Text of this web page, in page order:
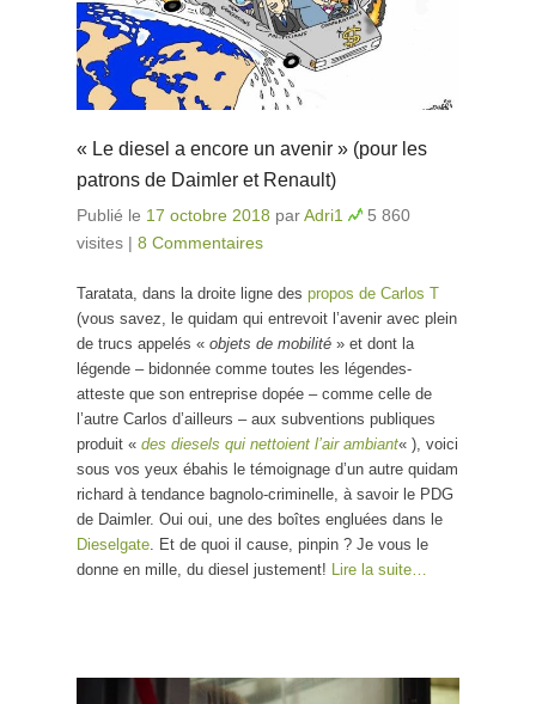
« Le diesel a encore un avenir » (pour les
patrons de Daimler et Renault)
Publié le 17 octobre 2018 parAdri1
5 860
visites | 8 Commentaires
Taratata, dans la droite ligne des propos de Carlos T
(vous savez, le quidam qui entrevoit l’avenir avec plein
de trucs appelés « objets de mobilité » et dont la
légende – bidonnée comme toutes les légendes-
atteste que son entreprise dopée – comme celle de
l’autre Carlos d’ailleurs – aux subventions publiques
produit « des diesels qui nettoient l’air ambiant« ), voici
sous vos yeux ébahis le témoignage d’un autre quidam
richard à tendance bagnolo-criminelle, à savoir le PDG
de Daimler. Oui oui, une des boîtes engluées dans le
Dieselgate. Et de quoi il cause, pinpin ? Je vous le
donne en mille, du diesel justement! Lire la suite…